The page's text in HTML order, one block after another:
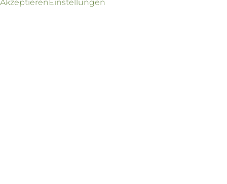
AkzeptierenEinstellungen